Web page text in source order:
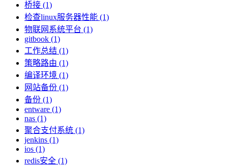
桥接 (1)
检查linux服务器性能 (1)
物联网系统平台 (1)
gitbook (1)
工作总结 (1)
策略路由 (1)
编译环境 (1)
网站备份 (1)
备份 (1)
entware (1)
nas (1)
聚合支付系统 (1)
jenkins (1)
ios (1)
redis安全 (1)